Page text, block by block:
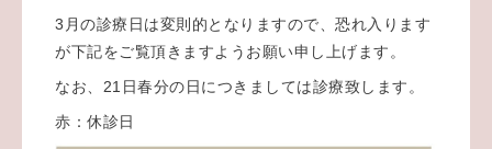
3月の診療日は変則的となりますので、恐れ入ります
が下記をご覧頂きますようお願い申し上げます。
なお、21日春分の日につきましては診療致します。
赤：休診日